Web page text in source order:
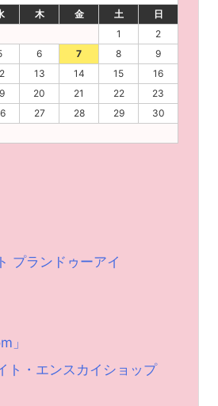
木 金 土
日
1
2
6 7 8
9
13 14 15
16
20 21 22
23
27 28 29
30
プランドゥーアイ
」
ト・エンスカイショップ